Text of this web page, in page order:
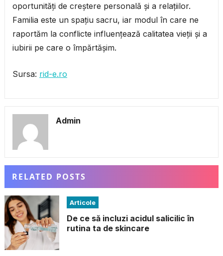
oportunități de creștere personală și a relațiilor.
Familia este un spațiu sacru, iar modul în care ne
raportăm la conflicte influențează calitatea vieții și a
iubirii pe care o împărtășim.
Sursa: rid-e.ro
Admin
RELATED POSTS
Articole
De ce să incluzi acidul salicilic în
rutina ta de skincare